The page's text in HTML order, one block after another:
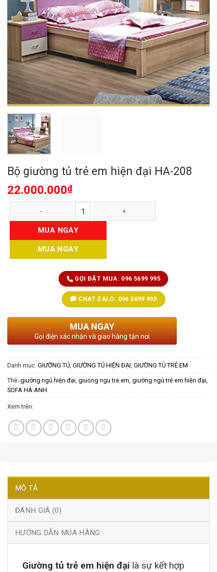
Bộ giường tủ trẻ em hiện đại HA-208
22.000.000₫
Bộ giường tủ trẻ em hiện đại HA-208 số lượng
MUA NGAY
MUA NGAY
GỌI ĐẶT MUA: 096 5699 995
CHAT ZALO: 096 5699 995
MUA NGAY
Gọi điện xác nhận và giao hàng tận nơi
Danh mục: GIƯỜNG TỦ GIƯỜNG TỦ HIỆN ĐẠI GIƯỜNG TỦ TRẺ EM
Thẻ: giường ngủ hiện đại giuong ngu tre em giường ngủ trẻ em hiện đại
SOFA HÀ ANH
Xem trên:
MÔ TẢ
ĐÁNH GIÁ (0)
HƯỚNG DẪN MUA HÀNG
Giường tủ trẻ em hiện đại là sự kết hợp